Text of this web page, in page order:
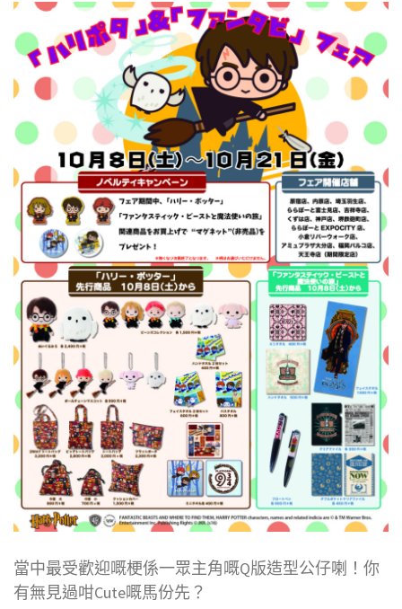
當中最受歡迎嘅梗係一眾主角嘅Q版造型公仔喇！你
有無見過咁Cute嘅馬份先？